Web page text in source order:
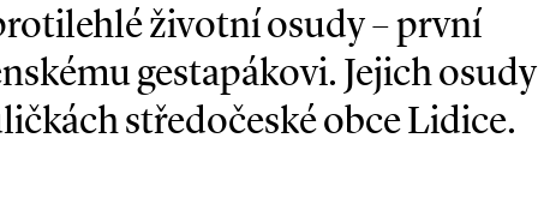
životní osudy – první
gestapákovi. Jejich osudy
středočeské obce Lidice.